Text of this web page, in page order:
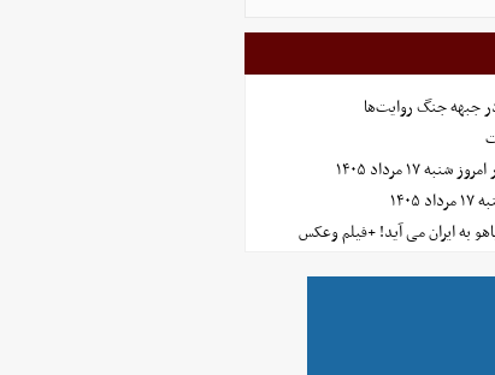
جبهه جنگ روایت‌ها
۱۷ مرداد ۱۴۰۵
به ایران می آید! +فیلم وعکس